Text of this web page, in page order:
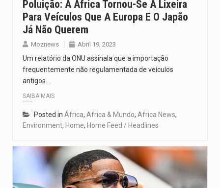
Poluição: A África Tornou-Se A Lixeira
Para Veículos Que A Europa E O Japão
Já Não Querem
Moznews Abril 19, 2023
Um relatório da ONU assinala que a importação
frequentemente não regulamentada de veículos
antigos…
SAIBA MAIS
Posted in África, Africa & Mundo, Africa News,
Environment, Home, Home Feed / Headlines